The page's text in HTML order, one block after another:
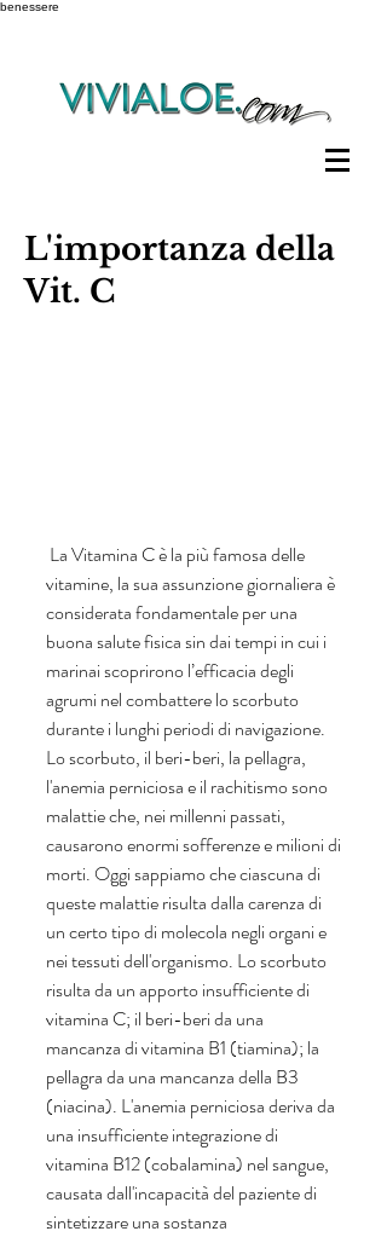
benessere
L'importanza della
Vit. C
vitamine, la sua assunzione giornaliera è
considerata fondamentale per una
buona salute fisica sin dai tempi in cui i
marinai scoprirono l’efficacia degli
agrumi nel combattere lo scorbuto
durante i lunghi periodi di navigazione.
Lo scorbuto, il beri-beri, la pellagra,
l'anemia perniciosa e il rachitismo sono
malattie che, nei millenni passati,
causarono enormi sofferenze e milioni di
morti. Oggi sappiamo che ciascuna di
queste malattie risulta dalla carenza di
un certo tipo di molecola negli organi e
nei tessuti dell'organismo. Lo scorbuto
risulta da un apporto insufficiente di
vitamina C; il beri-beri da una
mancanza di vitamina B1 (tiamina); la
pellagra da una mancanza della B3
(niacina). L'anemia perniciosa deriva da
una insufficiente integrazione di
vitamina B12 (cobalamina) nel sangue,
causata dall'incapacità del paziente di
sintetizzare una sostanza